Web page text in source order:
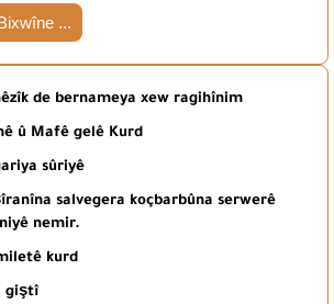
...
de bernameya xew ragihînim
û Mafê gelê Kurd
sûriyê
salvegera koçbarbûna serwerê
nemir.
kurd
giştî